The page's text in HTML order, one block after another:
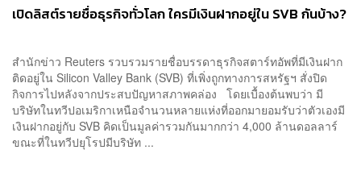
เปิดลิสต์รายชื่อธุรกิจทั่วโลก ใครมีเงินฝากอยู่ใน SVB กันบ้าง?
สำนักข่าว Reuters รวบรวมรายชื่อบรรดาธุรกิจสตาร์ทอัพที่มีเงินฝาก
ติดอยู่ใน Silicon Valley Bank (SVB) ที่เพิ่งถูกทางการสหรัฐฯ สั่งปิด
กิจการไปหลังจากประสบปัญหาสภาพคล่อง โดยเบื้องต้นพบว่า มี
บริษัทในทวีปอเมริกาเหนือจำนวนหลายแห่งที่ออกมายอมรับว่าตัวเองมี
เงินฝากอยู่กับ SVB คิดเป็นมูลค่ารวมกันมากกว่า 4,000 ล้านดอลลาร์
ขณะที่ในทวีปยุโรปมีบริษัท ...